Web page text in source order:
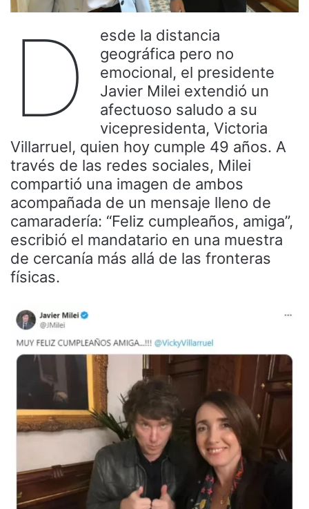
D
esde la distancia
geográfica pero no
emocional, el presidente
Javier Milei extendió un
afectuoso saludo a su
vicepresidenta, Victoria
Villarruel, quien hoy cumple 49 años. A
través de las redes sociales, Milei
compartió una imagen de ambos
acompañada de un mensaje lleno de
camaradería: “Feliz cumpleaños, amiga”,
escribió el mandatario en una muestra
de cercanía más allá de las fronteras
físicas.